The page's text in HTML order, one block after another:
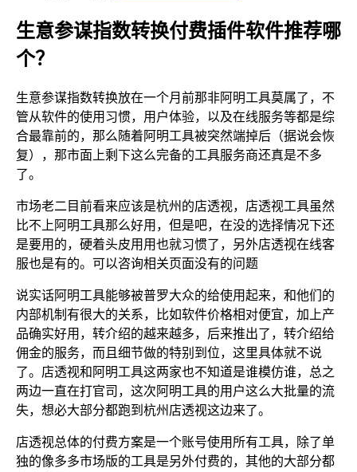
生意参谋指数转换付费插件软件推荐哪
个？
生意参谋指数转换放在一个月前那非阿明工具莫属了，不
管从软件的使用习惯，用户体验，以及在线服务等都是综
合最靠前的，那么随着阿明工具被突然端掉后（据说会恢
复），那市面上剩下这么完备的工具服务商还真是不多
了。
市场老二目前看来应该是杭州的店透视，店透视工具虽然
比不上阿明工具那么好用，但是吧，在没的选择情况下还
是要用的，硬着头皮用用也就习惯了，另外店透视在线客
服也是有的。可以咨询相关页面没有的问题
说实话阿明工具能够被普罗大众的给使用起来，和他们的
内部机制有很大的关系，比如软件价格相对便宜，加上产
品确实好用，转介绍的越来越多，后来推出了，转介绍给
佣金的服务，而且细节做的特别到位，这里具体就不说
了。店透视和阿明工具这两家也不知道是谁模仿谁，总之
两边一直在打官司，这次阿明工具的用户这么大批量的流
失，想必大部分都跑到杭州店透视这边来了。
店透视总体的付费方案是一个账号使用所有工具，除了单
独的像多多市场版的工具是另外付费的，其他的大部分都